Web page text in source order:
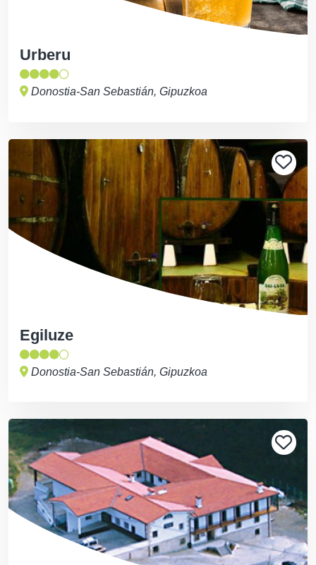
Urberu
Donostia-San Sebastián, Gipuzkoa
Egiluze
Donostia-San Sebastián, Gipuzkoa